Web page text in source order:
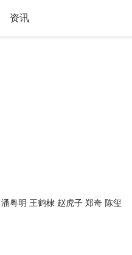
资讯
潘粤明 王鹤棣 赵虎子 郑奇 陈玺